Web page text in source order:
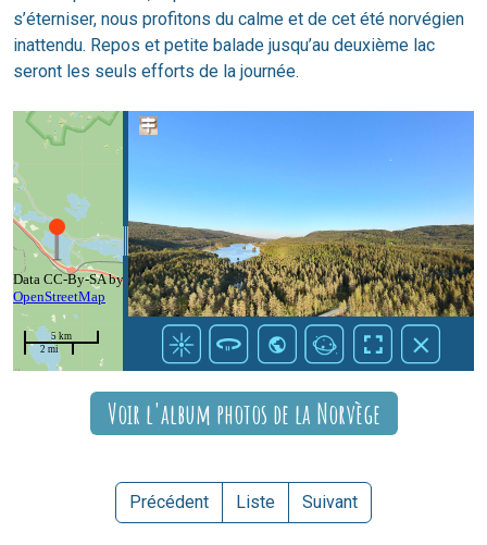
s’éterniser, nous profitons du calme et de cet été norvégien
inattendu. Repos et petite balade jusqu’au deuxième lac
seront les seuls efforts de la journée.
Voir l'album photos de la Norvège
Précédent Liste Suivant